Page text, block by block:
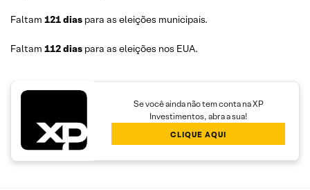
Faltam 121 dias para as eleições municipais.
Faltam 112 dias para as eleições nos EUA.
Se você ainda não tem conta na XP
Investimentos, abra a sua!
CLIQUE AQUI